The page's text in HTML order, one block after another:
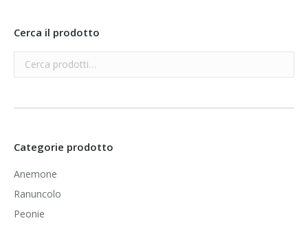
Cerca il prodotto
Categorie prodotto
Anemone
Ranuncolo
Peonie